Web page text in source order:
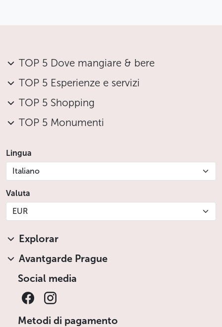
TOP 5 Dove mangiare & bere
TOP 5 Esperienze e servizi
TOP 5 Shopping
TOP 5 Monumenti
Lingua
Italiano
Valuta
EUR
Explorar
Avantgarde Prague
Social media
Metodi di pagamento